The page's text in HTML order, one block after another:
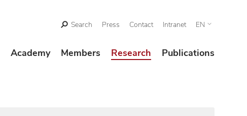
Search Press Contact Intranet EN
Academy Members Research Publications